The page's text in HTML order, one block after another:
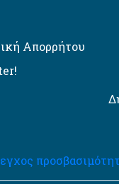
Απορρήτου